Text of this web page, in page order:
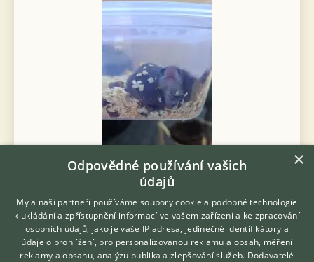
Prodám Plšíka afrického - Dva samci do dobrých rukou.
Nenáročná, roztomilá a tichá stvoření. Prodám i s vybavením.
6.7.2026 19:51
×
Odpovědné používání vašich
údajů
My a naši partneři používáme soubory cookie a podobné technologie
k ukládání a zpřístupnění informací ve vašem zařízení a ke zpracování
osobních údajů, jako je vaše IP adresa, jedinečné identifikátory a
údaje o prohlížení, pro personalizovanou reklamu a obsah, měření
reklamy a obsahu, analýzu publika a zlepšování služeb. Dodavatelé